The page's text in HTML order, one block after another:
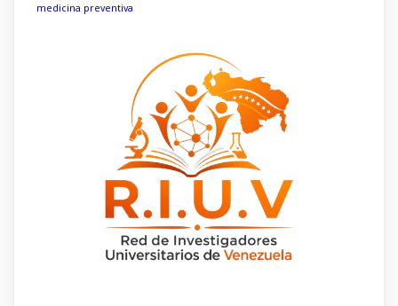
medicina preventiva